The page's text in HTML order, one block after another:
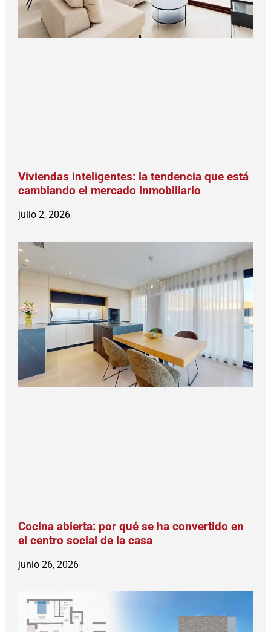
Viviendas inteligentes: la tendencia que está
cambiando el mercado inmobiliario
julio 2, 2026
Cocina abierta: por qué se ha convertido en
el centro social de la casa
junio 26, 2026